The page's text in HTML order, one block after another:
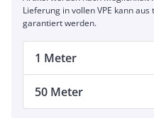
Lieferung in vollen VPE kann
garantiert werden.
1 Meter
50 Meter